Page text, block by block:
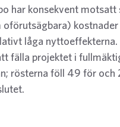
har konsekvent
låga nyttoeffekterna.
fälla projektet i
rösterna föll 49 för och